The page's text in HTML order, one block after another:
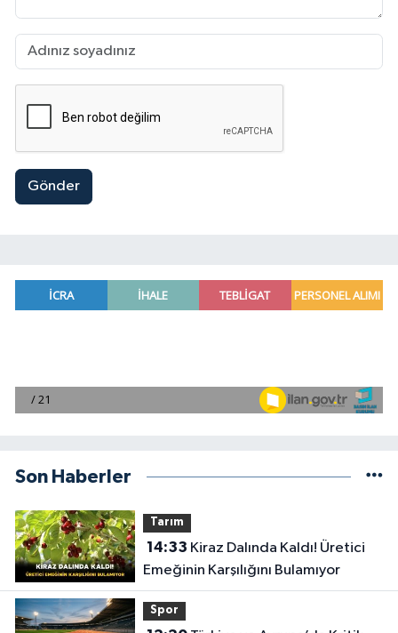
Gönder
Son Haberler
Tarım
14:33
Emeğinin Karşılığını Bulamıyor
Spor